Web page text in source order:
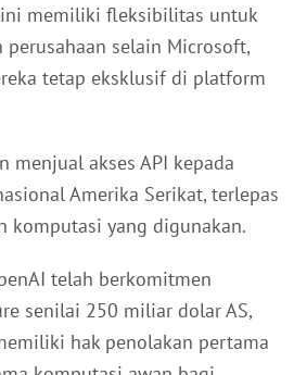
memiliki fleksibilitas untuk
perusahaan selain Microsoft,
tetap eksklusif di platform
menjual akses API kepada
Amerika Serikat, terlepas
komputasi yang digunakan.
telah berkomitmen
senilai 250 miliar dolar AS,
hak penolakan pertama